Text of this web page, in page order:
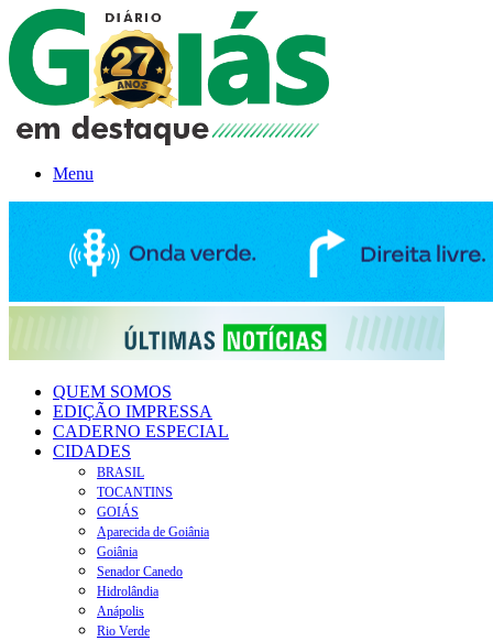
Menu
QUEM SOMOS
EDIÇÃO IMPRESSA
CADERNO ESPECIAL
CIDADES
BRASIL
TOCANTINS
GOIÁS
Aparecida de Goiânia
Goiânia
Senador Canedo
Hidrolândia
Anápolis
Rio Verde